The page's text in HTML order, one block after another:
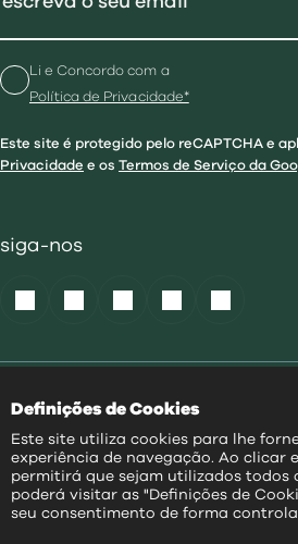
Definições de Cookies
Este site utiliza cookies para lhe
experiência de navegação. Ao clicar
permitirá que sejam utilizados todos
poderá visitar as "Definições de
seu consentimento de forma
Li e Concordo com a
Política de Privacidade*
Este site é protegido pelo reCAPTCHA e
Privacidade e os Termos de Serviço da
siga-nos
Acessibilidade
Política Privacidade
Aviso Transparência
Mapa do Site